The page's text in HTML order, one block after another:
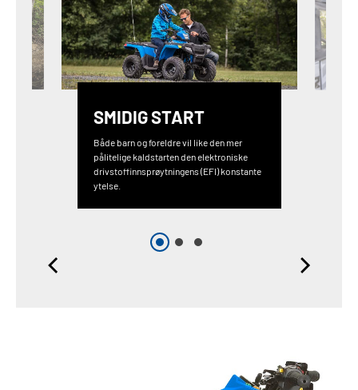
SMIDIG START
Både barn og foreldre vil like den mer
pålitelige kaldstarten den elektroniske
drivstoffinnsprøytningens (EFI) konstante
ytelse.